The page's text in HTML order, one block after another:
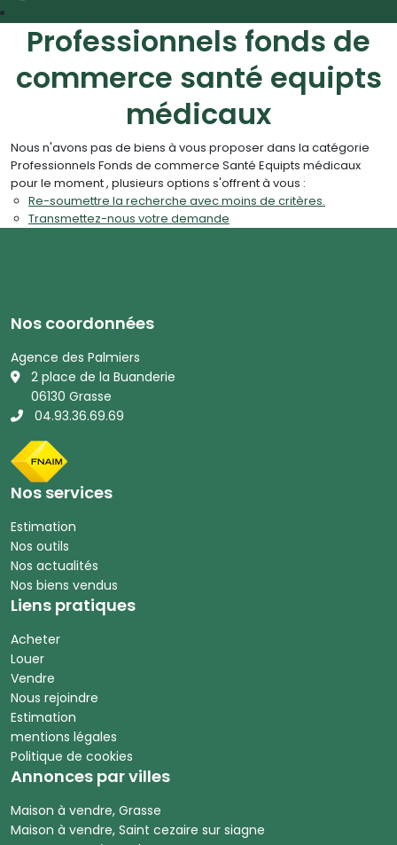
Professionnels fonds de
commerce santé equipts
médicaux
Nous n'avons pas de biens à vous proposer dans la catégorie
Professionnels Fonds de commerce Santé Equipts médicaux
pour le moment , plusieurs options s'offrent à vous :
Re-soumettre la recherche avec moins de critères.
Transmettez-nous votre demande
Nos coordonnées
Agence des Palmiers
2 place de la Buanderie
06130 Grasse
04.93.36.69.69
Nos services
Estimation
Nos outils
Nos actualités
Nos biens vendus
Liens pratiques
Acheter
Louer
Vendre
Nous rejoindre
Estimation
mentions légales
Politique de cookies
Annonces par villes
Maison à vendre, Grasse
Maison à vendre, Saint cezaire sur siagne